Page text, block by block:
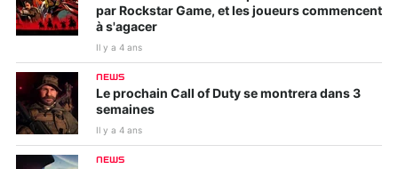
par Rockstar Game, et les joueurs commencent
à s'agacer
Il y a 4 ans
NEWS
Le prochain Call of Duty se montrera dans 3
semaines
Il y a 4 ans
NEWS